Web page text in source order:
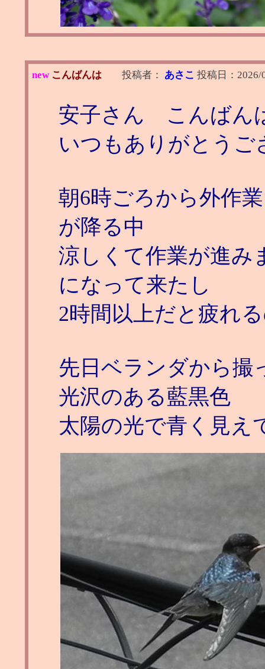
new こんばんは 投稿者： あさこ 投稿日： 2026/
安子さん こんばん
いつもありがとうご
朝6時ごろから外作
が降る中
涼しくて作業が進み
になって来たし
2時間以上だと疲れ
先日ベランダから
光沢のある藍黒色
太陽の光で青く見え